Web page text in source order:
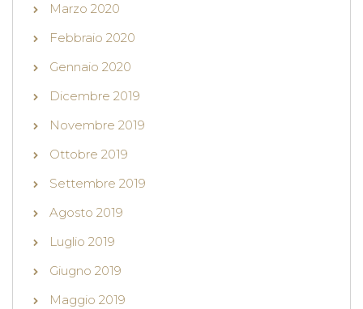
Marzo 2020
Febbraio 2020
Gennaio 2020
Dicembre 2019
Novembre 2019
Ottobre 2019
Settembre 2019
Agosto 2019
Luglio 2019
Giugno 2019
Maggio 2019